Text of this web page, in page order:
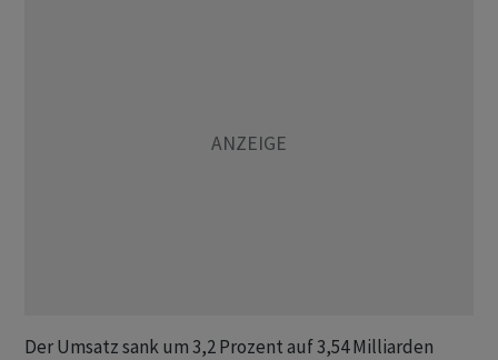
Der Umsatz sank um 3,2 Prozent auf 3,54 Milliarden